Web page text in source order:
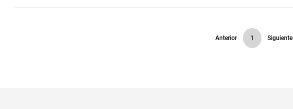
Anterior 1 Siguiente